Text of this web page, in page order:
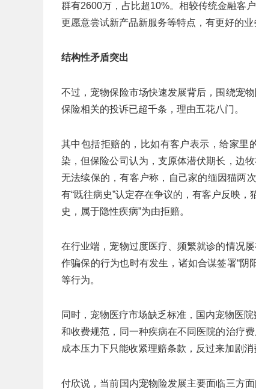
群有2600万，占比超10%。相较传统金融客
更愿意尝试新产品新服务等特点，有更好的业
结构性矛盾突出
不过，宠物保险市场快速发展背后，围绕宠
保险相关的投诉已超千条，理由五花八门。
其中包括拒赔的，比如有客户表示，给家里
染，但保险公司认为，支原体潜伏期长，边
无法续保的，有客户称，自己家的缅因猫两
有“既往病史”认定存在争议的，有客户反映
史，属于隐性疾病”为由拒赔。
在行业端，宠物过度医疗、频繁就诊的情况
作骗保的行为也时有发生，诸如合谋签署“阴
等行为。
同时，宠物医疗市场缺乏标准，国内宠物医
和收费规范，同一种疾病在不同医院的治疗
成本压力下只能收紧理赔条款，反过来加剧消
付欣说，当前国内宠物险发展主要面临三方